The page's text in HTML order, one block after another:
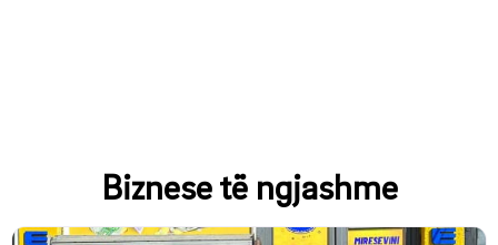
Biznese të ngjashme